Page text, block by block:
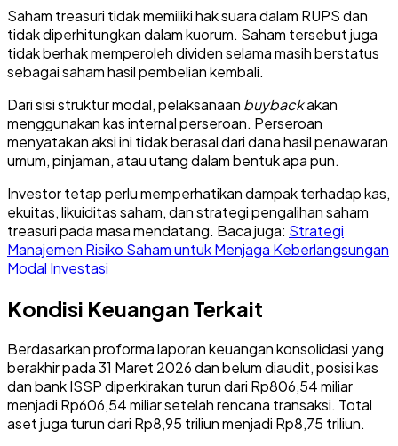
Saham treasuri tidak memiliki hak suara dalam RUPS dan
tidak diperhitungkan dalam kuorum. Saham tersebut juga
tidak berhak memperoleh dividen selama masih berstatus
sebagai saham hasil pembelian kembali.
Dari sisi struktur modal, pelaksanaan buybackakan
menggunakan kas internal perseroan. Perseroan
menyatakan aksi ini tidak berasal dari dana hasil penawaran
umum, pinjaman, atau utang dalam bentuk apa pun.
Investor tetap perlu memperhatikan dampak terhadap kas,
ekuitas, likuiditas saham, dan strategi pengalihan saham
treasuri pada masa mendatang. Baca juga: Strategi
Manajemen Risiko Saham untuk Menjaga Keberlangsungan
Modal Investasi
Kondisi Keuangan Terkait
Berdasarkan proforma laporan keuangan konsolidasi yang
berakhir pada 31 Maret 2026 dan belum diaudit, posisi kas
dan bank ISSP diperkirakan turun dari Rp806,54 miliar
menjadi Rp606,54 miliar setelah rencana transaksi. Total
aset juga turun dari Rp8,95 triliun menjadi Rp8,75 triliun.